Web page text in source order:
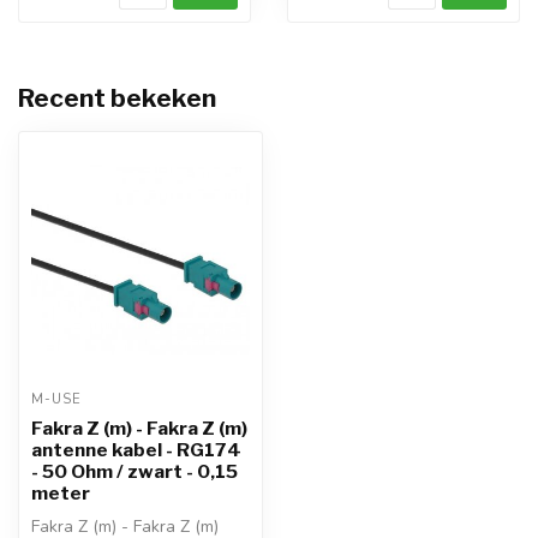
Recent bekeken
M-USE
Fakra Z (m) - Fakra Z (m)
antenne kabel - RG174
- 50 Ohm / zwart - 0,15
meter
Fakra Z (m) - Fakra Z (m)